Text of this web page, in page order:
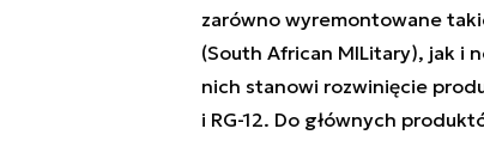
zarówno wyremontowane
(South African MILitary), jak i
nich stanowi rozwinięcie
i RG-12. Do głównych